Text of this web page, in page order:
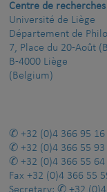
Centre de
Université de Liège
Département de
7, Place du 20-Août
B-4000 Liège
(Belgium)
+32 (0)4 366 95 16
+32 (0)4 366 55 93
+32 (0)4 366 55 64
Fax +32 (0)4 366 55